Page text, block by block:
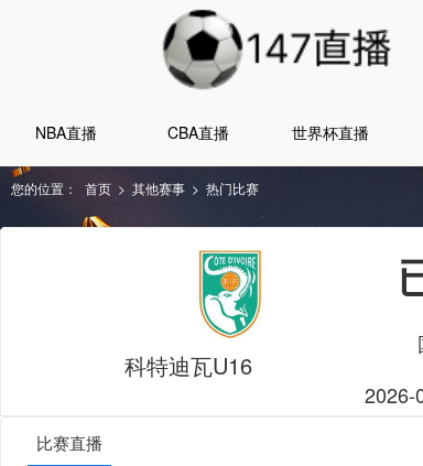
NBA直播 CBA直播 世界杯直播
您的位置： 首页 > 其他赛事 > 热门比赛
科特迪瓦U16
2026-
比赛直播